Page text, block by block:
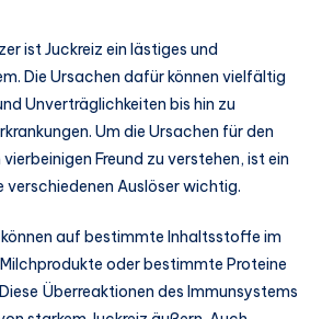
ist Juckreiz ein lästiges und
Die Ursachen dafür können vielfältig
Unverträglichkeiten bis hin zu
Um die Ursachen für den
Freund zu verstehen, ist ein
verschiedenen Auslöser wichtig.
auf bestimmte Inhaltsstoffe im
oder bestimmte Proteine
Überreaktionen des Immunsystems